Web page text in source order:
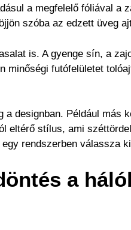
a megfelelő fóliával a
szóba az edzett üveg
is. A gyenge sín, a
minőségi futófelületet
a designban. Például
eltérő stílus, ami
rendszerben válassza
a